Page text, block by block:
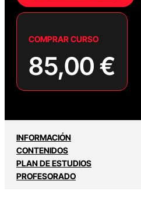
COMPRAR CURSO
85,00€
INFORMACIÓN
CONTENIDOS
PLAN DE ESTUDIOS
PROFESORADO